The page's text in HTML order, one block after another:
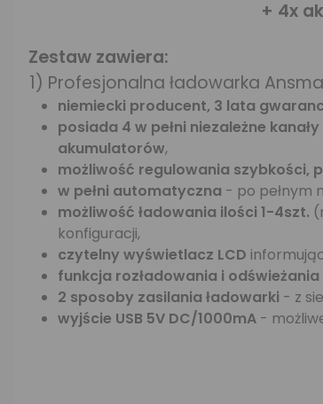
+ 4x
Zestaw zawiera:
1) Profesjonalna ładowarka
niemiecki producent, 3 lata
posiada 4 w pełni niezależne kanały
akumulatorów,
możliwość regulowania szybkości,
w pełni automatyczna - po pełnym
możliwość ładowania ilości 1-4szt.
konfiguracji,
czytelny wyświetlacz LCD
funkcja rozładowania i odświeżania
2 sposoby zasilania ładowarki - z
wyjście USB 5V DC/1000mA -